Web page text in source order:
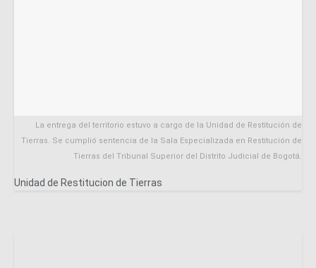
La entrega del territorio estuvo a cargo de la Unidad de Restitución de
Tierras. Se cumplió sentencia de la Sala Especializada en Restitución de
Tierras del Tribunal Superior del Distrito Judicial de Bogotá.
Unidad de Restitucion de Tierras